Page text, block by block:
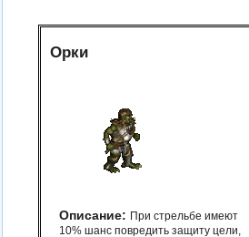
Орки
Описание: При стрельбе имеют
10% шанс повредить защиту цели,